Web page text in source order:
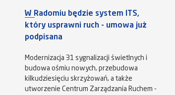
W Radomiu będzie system ITS,
który usprawni ruch - umowa już
podpisana
Modernizacja 31 sygnalizacji świetlnych i
budowa ośmiu nowych, przebudowa
kilkudziesięciu skrzyżowań, a także
utworzenie Centrum Zarządzania Ruchem -